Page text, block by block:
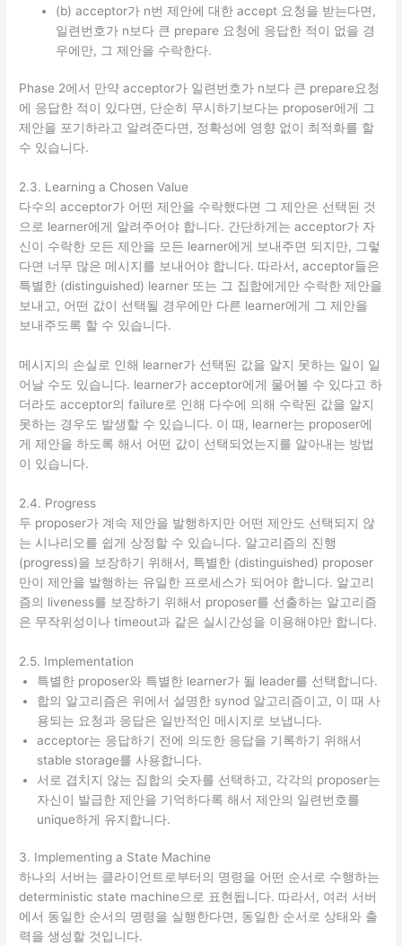
(b) acceptor가 n번 제안에 대한 accept 요청을 받는다면,
일련번호가 n보다 큰 prepare 요청에 응답한 적이 없을 경
우에만, 그 제안을 수락한다.
Phase 2에서 만약 acceptor가 일련번호가 n보다 큰 prepare요청
에 응답한 적이 있다면, 단순히 무시하기보다는 proposer에게 그
제안을 포기하라고 알려준다면, 정확성에 영향 없이 최적화를 할
수 있습니다.
2.3. Learning a Chosen Value
다수의 acceptor가 어떤 제안을 수락했다면 그 제안은 선택된 것
으로 learner에게 알려주어야 합니다. 간단하게는 acceptor가 자
신이 수락한 모든 제안을 모든 learner에게 보내주면 되지만, 그렇
다면 너무 많은 메시지를 보내어야 합니다. 따라서, acceptor들은
특별한 (distinguished) learner 또는 그 집합에게만 수락한 제안을
보내고, 어떤 값이 선택될 경우에만 다른 learner에게 그 제안을
보내주도록 할 수 있습니다.
메시지의 손실로 인해 learner가 선택된 값을 알지 못하는 일이 일
어날 수도 있습니다. learner가 acceptor에게 물어볼 수 있다고 하
더라도 acceptor의 failure로 인해 다수에 의해 수락된 값을 알지
못하는 경우도 발생할 수 있습니다. 이 때, learner는 proposer에
게 제안을 하도록 해서 어떤 값이 선택되었는지를 알아내는 방법
이 있습니다.
2.4. Progress
두 proposer가 계속 제안을 발행하지만 어떤 제안도 선택되지 않
는 시나리오를 쉽게 상정할 수 있습니다. 알고리즘의 진행
(progress)을 보장하기 위해서, 특별한 (distinguished) proposer
만이 제안을 발행하는 유일한 프로세스가 되어야 합니다. 알고리
즘의 liveness를 보장하기 위해서 proposer를 선출하는 알고리즘
은 무작위성이나 timeout과 같은 실시간성을 이용해야만 합니다.
2.5. Implementation
특별한 proposer와 특별한 learner가 될 leader를 선택합니다.
합의 알고리즘은 위에서 설명한 synod 알고리즘이고, 이 때 사
용되는 요청과 응답은 일반적인 메시지로 보냅니다.
acceptor는 응답하기 전에 의도한 응답을 기록하기 위해서
stable storage를 사용합니다.
서로 겹치지 않는 집합의 숫자를 선택하고, 각각의 proposer는
자신이 발급한 제안을 기억하다록 해서 제안의 일련번호를
unique하게 유지합니다.
3. Implementing a State Machine
하나의 서버는 클라이언트로부터의 명령을 어떤 순서로 수행하는
deterministic state machine으로 표현됩니다. 따라서, 여러 서버
에서 동일한 순서의 명령을 실행한다면, 동일한 순서로 상태와 출
력을 생성할 것입니다.